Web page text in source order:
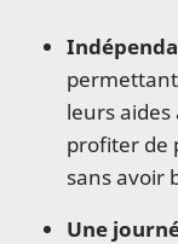
permettant
leurs
profiter de
sans avoir
Une